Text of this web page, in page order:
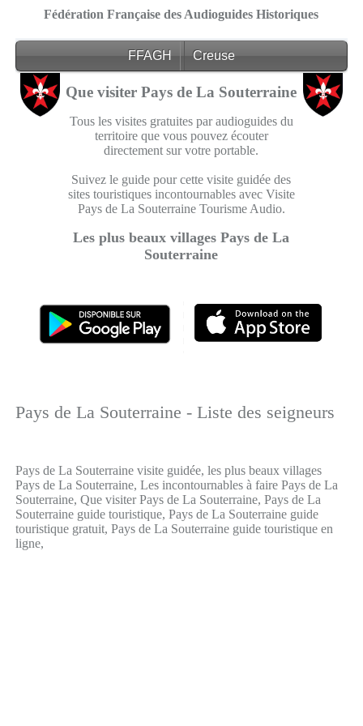
Fédération Française des Audioguides Historiques
FFAGH Creuse
Que visiter Pays de La Souterraine
Tous les visites gratuites par audioguides du
territoire que vous pouvez écouter
directement sur votre portable.
Suivez le guide pour cette visite guidée des
sites touristiques incontournables avec Visite
Pays de La Souterraine Tourisme Audio.
Les plus beaux villages Pays de La
Souterraine
Pays de La Souterraine - Liste des seigneurs
Pays de La Souterraine visite guidée, les plus beaux villages
Pays de La Souterraine, Les incontournables à faire Pays de La
Souterraine, Que visiter Pays de La Souterraine, Pays de La
Souterraine guide touristique, Pays de La Souterraine guide
touristique gratuit, Pays de La Souterraine guide touristique en
ligne,